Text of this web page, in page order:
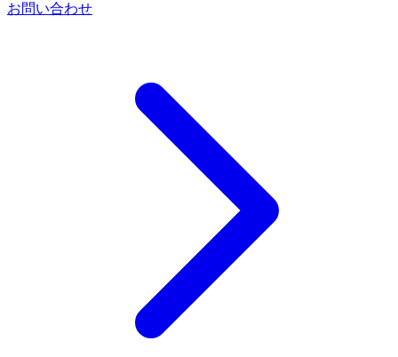
お問い合わせ